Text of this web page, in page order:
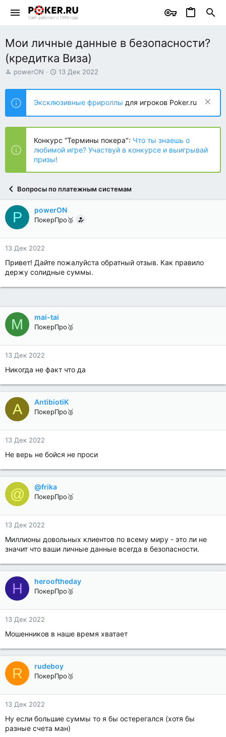
Мои личные данные в безопасности?
(кредитка Виза)
А
т
о
р
т
е
ы
powerON
Д
т
н
а
ч
л
а
13 Дек 2022
Эксклюзивные фрироллы для игроков Poker.ru
Конкурс “Термины покера": Что ты знаешь о
любимой игре? Участвуй в конкурсе и выигрывай
призы!
Вопросы по платежным системам
P powerON
ПокерПро🥈
13 Дек 2022
Привет! Дайте пожалуйста обратный отзыв. Как правило
держу солидные суммы.
M mai-tai
ПокерПро🥈
13 Дек 2022
Никогда не факт что да
A AntibiotiK
ПокерПро🥈
13 Дек 2022
Не верь не бойся не проси
@ @frika
ПокерПро🥉
13 Дек 2022
Миллионы довольных клиентов по всему миру - это ли не
значит что ваши личные данные всегда в безопасности.
H herooftheday
ПокерПро🥈
13 Дек 2022
Мошенников в наше время хватает
R rudeboy
ПокерПро🥉
13 Дек 2022
Ну если большие суммы то я бы остерегался (хотя бы
разные счета ман)